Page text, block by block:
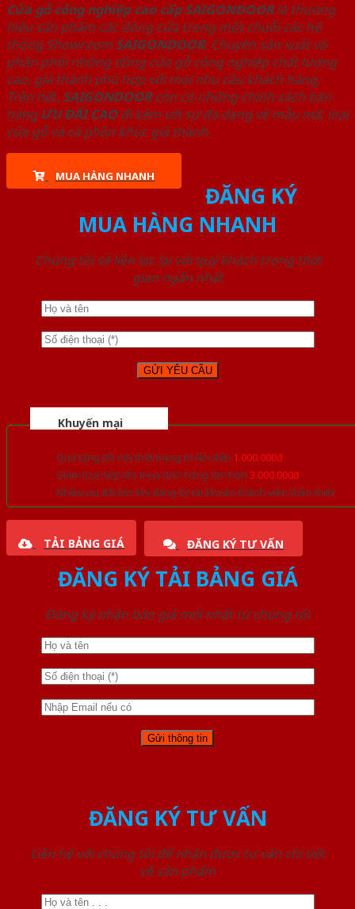
Cửa gỗ công nghiệp cao cấp SAIGONDOORlà thương
hiệu sản phẩm các dòng cửa trong một chuỗi các hệ
thống Showroom SAIGONDOOR. Chuyên sản xuất và
phân phối những dòng cửa gỗ công nghiệp chất lượng
cao, giá thành phù hợp với mọi nhu cầu khách hàng.
Trên hết, SAIGONDOORcòn có những chính sách bán
hàng ƯU ĐÃI CAOđi kèm với sự đa dạng về mẫu mã, loại
cửa gỗ và cả phân khúc giá thành.
MUA HÀNG NHANH
ĐĂNG KÝ
MUA HÀNG NHANH
Chúng tôi sẽ liên lạc lại với quý khách trong thời
gian ngắn nhất
Khuyến mại
Quà tặng đồ nội thất trang trí lên đến 1.000.000đ
Giảm trực tiếp khi mua đơn hàng lớn hơn 3.000.000đ
Nhiều ưu đãi lớn khi đăng ký tài khoản thành viên thân thiết
TẢI BẢNG GIÁ ĐĂNG KÝ TƯ VẤN
ĐĂNG KÝ TẢI BẢNG GIÁ
Đăng ký nhận báo giá mới nhất từ chúng tôi
ĐĂNG KÝ TƯ VẤN
Liên hệ với chúng tôi để nhận được tư vấn chi tiết
về sản phẩm